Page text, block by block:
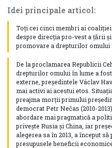
Idei principale articol:
Toți cei cinci membri ai
despre direcția pro-vest a țării
promovare a drepturilor omului
De la proclamarea Republicii
drepturilor omului în lume a
externe, președintele Václav
mai activi ai acestui etos.
preajma morții primului
democrat Petr Nečas (2010-
abordare mai pragmatică a
privește Rusia și China, iar
alegerea sa în 2013, a început
presupusele beneficii